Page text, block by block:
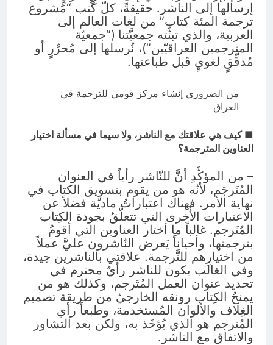
إرسالها إلى الناشر. حقيقةً، كلّ كُتب “مَشروع
ترجمة المئة كتاب” من لغات العالم إلى
العربية، والذي تبنَّته جمعيَّتنا (“جمعيّة
المترجمين العراقيّين”)، نُرسلها إلى مُحرِّرٍ أو
مُدقِّقٍ لغويٍ قَبل طباعتها.
من الضروري إنشاء مركز قومي للترجمة في
العراق
■ كيف هي علاقتك مع الناشر، ولا سيما في مسألة اختيار
العناوين المترجمة؟
– من المؤكَّدِ أنَّ للنّاشر رأياً في العنوان
المُتَرجَم، لأنّه هو من يقوم بتسويق الكتاب في
نهاية الأمر. فهناك اعتباراتٌ ماديّة فضلاً عن
الاعتبارات الأُخرى التي تتعلَّقُ بجودة الكِتاب
المُتَرجم. غالباً ما أختار العناوين التي أقومُ
بترجمتها، وأحياناً يَعرض النّاشرون عليَّ عملاً
من اختيارِهم للتَّرجمة. علاقتي بالناشرين جيدة،
وفي الغالب يكون للناشر رأيٌ محترم في
تحديد عنوان العمل المُتَرجم، وكذلك هو من
يمنحُ الكِتاب رونقه الخارجيّ من طريقة تصميم
الغِلاف والألوان المُستخدمة، وطبعاً رأي
المُترجم هو الذي يُؤخَذ به، ولكن بعد التشاور
والاتفاق مع الناشر.